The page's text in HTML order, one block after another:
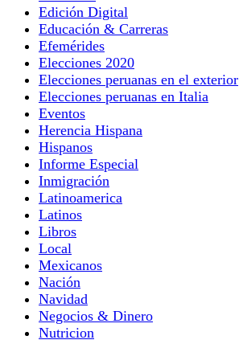
Edición Digital
Educación & Carreras
Efemérides
Elecciones 2020
Elecciones peruanas en el exterior
Elecciones peruanas en Italia
Eventos
Herencia Hispana
Hispanos
Informe Especial
Inmigración
Latinoamerica
Latinos
Libros
Local
Mexicanos
Nación
Navidad
Negocios & Dinero
Nutricion